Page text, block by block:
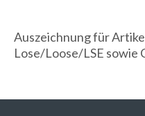
Auszeichnung für
Lose/Loose/LSE sowie